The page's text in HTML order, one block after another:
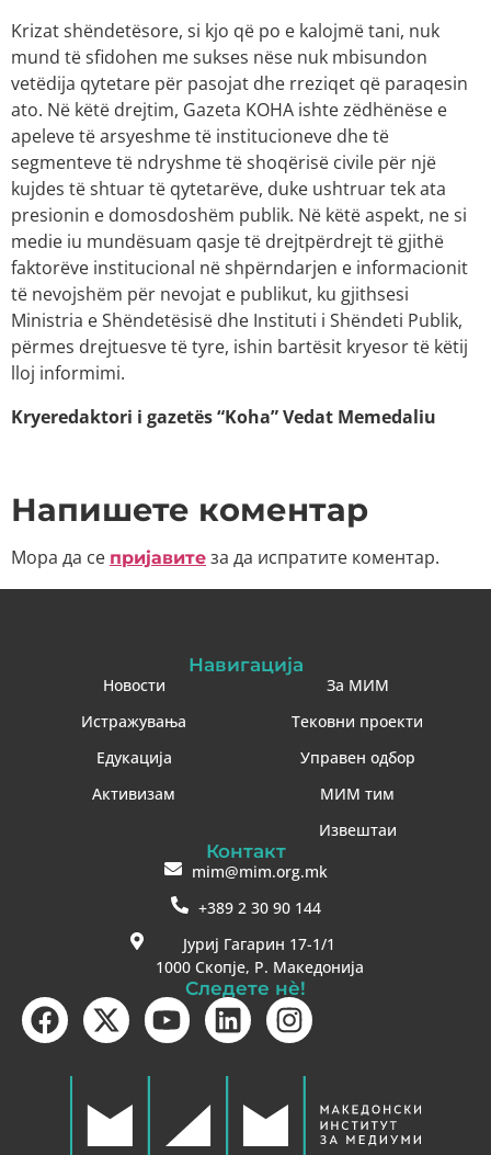
Krizat shëndetësore, si kjo që po e kalojmë tani, nuk
mund të sfidohen me sukses nëse nuk mbisundon
vetëdija qytetare për pasojat dhe rreziqet që paraqesin
ato. Në këtë drejtim, Gazeta KOHA ishte zëdhënëse e
apeleve të arsyeshme të institucioneve dhe të
segmenteve të ndryshme të shoqërisë civile për një
kujdes të shtuar të qytetarëve, duke ushtruar tek ata
presionin e domosdoshëm publik. Në këtë aspekt, ne si
medie iu mundësuam qasje të drejtpërdrejt të gjithë
faktorëve institucional në shpërndarjen e informacionit
të nevojshëm për nevojat e publikut, ku gjithsesi
Ministria e Shëndetësisë dhe Instituti i Shëndeti Publik,
përmes drejtuesve të tyre, ishin bartësit kryesor të këtij
lloj informimi.
Kryeredaktori i gazetës “Koha” Vedat Memedaliu
Напишете коментар
Мора да се пријавите за да испратите коментар.
Навигација
Новости
Истражувања
Едукација
Активизам
За МИМ
Тековни проекти
Управен одбор
МИМ тим
Извештаи
Контакт
mim@mim.org.mk
+389 2 30 90 144
Јуриј Гагарин 17-1/1
1000 Скопје, Р. Македонија
Следете нè!